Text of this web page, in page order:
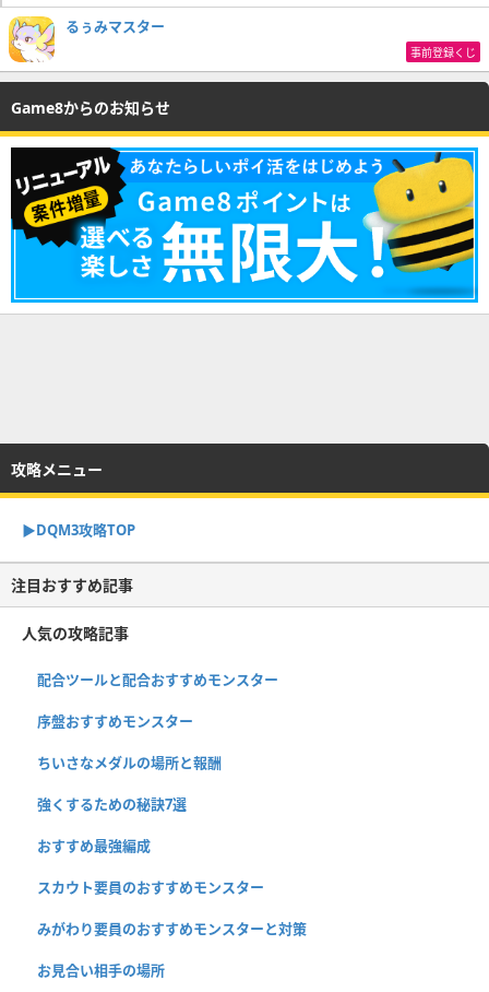
るぅみマスター
事前登録くじ
Game8からのお知らせ
攻略メニュー
▶︎DQM3攻略TOP
注目おすすめ記事
人気の攻略記事
配合ツールと配合おすすめモンスター
序盤おすすめモンスター
ちいさなメダルの場所と報酬
強くするための秘訣7選
おすすめ最強編成
スカウト要員のおすすめモンスター
みがわり要員のおすすめモンスターと対策
お見合い相手の場所